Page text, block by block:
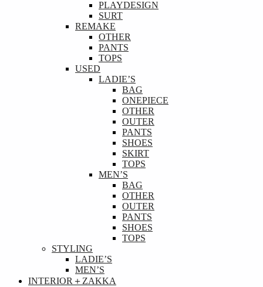
PLAYDESIGN
SURT
REMAKE
OTHER
PANTS
TOPS
USED
LADIE’S
BAG
ONEPIECE
OTHER
OUTER
PANTS
SHOES
SKIRT
TOPS
MEN’S
BAG
OTHER
OUTER
PANTS
SHOES
TOPS
STYLING
LADIE’S
MEN’S
INTERIOR＋ZAKKA